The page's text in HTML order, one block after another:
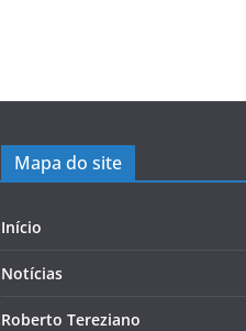
Mapa do site
Início
Notícias
Roberto Tereziano